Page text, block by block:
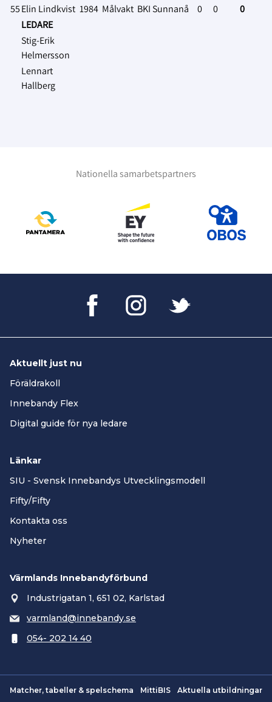
55Elin Lindkvist 1984 Målvakt BKI Sunnanå 0 0
0
LEDARE
Stig-Erik
Helmersson
Lennart
Hallberg
Nationella samarbetspartners
Aktuellt just nu
Föräldrakoll
Innebandy Flex
Digital guide för nya ledare
Länkar
SIU - Svensk Innebandys Utvecklingsmodell
Fifty/Fifty
Kontakta oss
Nyheter
Värmlands Innebandyförbund
Industrigatan 1, 651 02, Karlstad
varmland@innebandy.se
054- 202 14 40
Matcher, tabeller & spelschema MittiBIS Aktuella utbildningar